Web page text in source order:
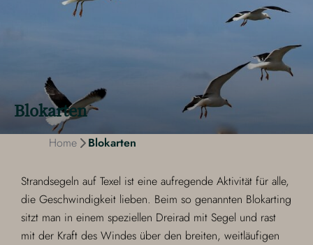
Blokarten
Home Blokarten
Strandsegeln auf Texel ist eine aufregende Aktivität für alle,
die Geschwindigkeit lieben. Beim so genannten Blokarting
sitzt man in einem speziellen Dreirad mit Segel und rast
mit der Kraft des Windes über den breiten, weitläufigen